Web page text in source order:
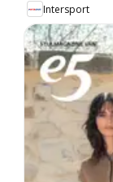
Intersport